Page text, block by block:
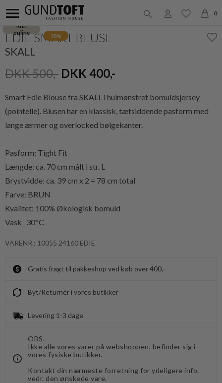
0
Kun
online
20%
EDIE SMART BLUSE
SKALL
DKK 500,- DKK 400,-
Smart Edie Blouse fra SKALL i hulmønstret bomuldsjersey
(pointelle). Blusen har en klassisk, tætsiddende pasform med
lange ærmer og overlocked bølgekanter.
Pasform: Tight Fit
Længde: ca. 70 cm målt i str. L
Brystvidde: ca. 39 cm x 2 = 78 cm total
Farve: BRUN
Kvalitet: 100% Økologisk bomuld
Vask_ 30*C
VARENR.: 10055 24160 EDIE
Gratis fragt til pakkeshop ved køb over 400,-
Byt/Returnér i vores butikker
Levering 1-3 dage
OBS.
Ikke alle vores varer på webshoppen, befinder sig i
vores fysiske butikker.
Kontakt din nærmeste forretning for ydeligere info.
vedr. den ønskede vare.